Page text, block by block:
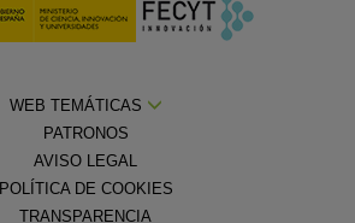
WEB TEMÁTICAS
PATRONOS
AVISO LEGAL
POLÍTICA DE COOKIES
TRANSPARENCIA